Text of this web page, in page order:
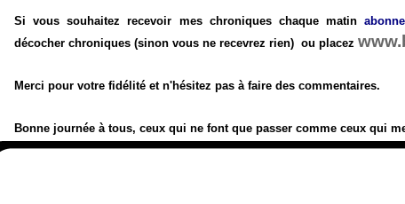
Si vous souhaitez recevoir mes chroniques chaque matin
décocher chroniques (sinon vous ne recevrez rien) ou placez
Merci pour votre fidélité et n'hésitez pas à faire des commentaires.
Bonne journée à tous, ceux qui ne font que passer comme ceux qui